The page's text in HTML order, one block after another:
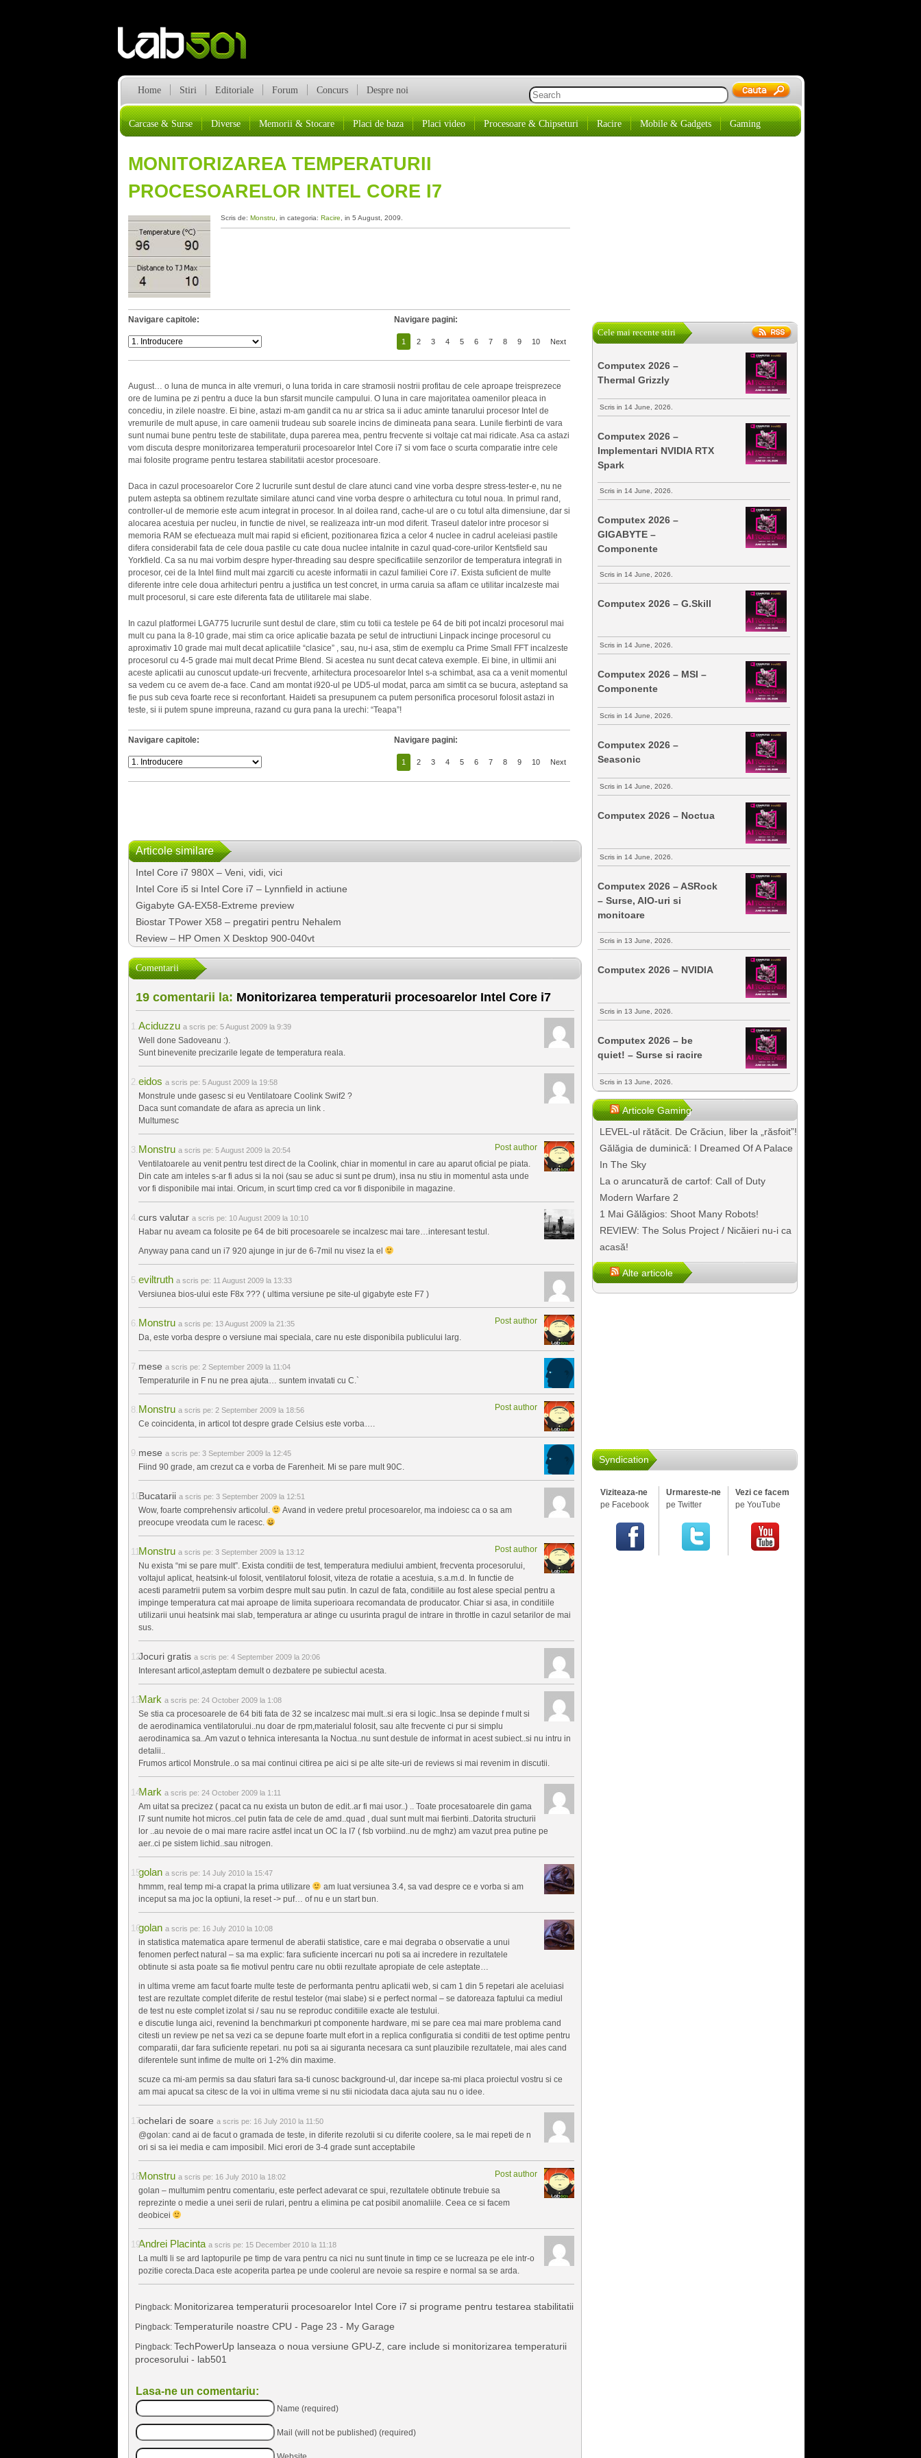
Home Stiri Editoriale Forum Concurs Despre noi
Carcase & Surse Diverse Memorii & Stocare Placi de baza Placi video Procesoare & Chipseturi Racire Mobile & Gadgets Gaming
MONITORIZAREA TEMPERATURII
PROCESOARELOR INTEL CORE I7
Scris de: Monstru , in categoria: Racire , in 5 August, 2009.
Navigare capitole: Navigare pagini:
1 2 3 4 5 6 7 8 9 10 Next
August… o luna de munca in alte vremuri, o luna torida in care stramosii nostrii profitau de cele aproape treisprezece
ore de lumina pe zi pentru a duce la bun sfarsit muncile campului. O luna in care majoritatea oamenilor pleaca in
concediu, in zilele noastre. Ei bine, astazi m-am gandit ca nu ar strica sa ii aduc aminte tanarului procesor Intel de
vremurile de mult apuse, in care oamenii trudeau sub soarele incins de dimineata pana seara. Lunile fierbinti de vara
sunt numai bune pentru teste de stabilitate, dupa parerea mea, pentru frecvente si voltaje cat mai ridicate. Asa ca astazi
vom discuta despre monitorizarea temperaturii procesoarelor Intel Core i7 si vom face o scurta comparatie intre cele
mai folosite programe pentru testarea stabilitatii acestor procesoare.
Daca in cazul procesoarelor Core 2 lucrurile sunt destul de clare atunci cand vine vorba despre stress-tester-e, nu ne
putem astepta sa obtinem rezultate similare atunci cand vine vorba despre o arhitectura cu totul noua. In primul rand,
controller-ul de memorie este acum integrat in procesor. In al doilea rand, cache-ul are o cu totul alta dimensiune, dar si
alocarea acestuia per nucleu, in functie de nivel, se realizeaza intr-un mod diferit. Traseul datelor intre procesor si
memoria RAM se efectueaza mult mai rapid si eficient, pozitionarea fizica a celor 4 nuclee in cadrul aceleiasi pastile
difera considerabil fata de cele doua pastile cu cate doua nuclee intalnite in cazul quad-core-urilor Kentsfield sau
Yorkfield. Ca sa nu mai vorbim despre hyper-threading sau despre specificatiile senzorilor de temperatura integrati in
procesor, cei de la Intel fiind mult mai zgarciti cu aceste informatii in cazul familiei Core i7. Exista suficient de multe
diferente intre cele doua arhitecturi pentru a justifica un test concret, in urma caruia sa aflam ce utilitar incalzeste mai
mult procesorul, si care este diferenta fata de utilitarele mai slabe.
In cazul platformei LGA775 lucrurile sunt destul de clare, stim cu totii ca testele pe 64 de biti pot incalzi procesorul mai
mult cu pana la 8-10 grade, mai stim ca orice aplicatie bazata pe setul de intructiuni Linpack incinge procesorul cu
aproximativ 10 grade mai mult decat aplicatiile “clasice” , sau, nu-i asa, stim de exemplu ca Prime Small FFT incalzeste
procesorul cu 4-5 grade mai mult decat Prime Blend. Si acestea nu sunt decat cateva exemple. Ei bine, in ultimii ani
aceste aplicatii au cunoscut update-uri frecvente, arhitectura procesoarelor Intel s-a schimbat, asa ca a venit momentul
sa vedem cu ce avem de-a face. Cand am montat i920-ul pe UD5-ul modat, parca am simtit ca se bucura, asteptand sa
fie pus sub ceva foarte rece si reconfortant. Haideti sa presupunem ca putem personifica procesorul folosit astazi in
teste, si ii putem spune impreuna, razand cu gura pana la urechi: “Teapa”!
Navigare capitole: Navigare pagini:
1 2 3 4 5 6 7 8 9 10 Next
Articole similare
Intel Core i7 980X – Veni, vidi, vici
Intel Core i5 si Intel Core i7 – Lynnfield in actiune
Gigabyte GA-EX58-Extreme preview
Biostar TPower X58 – pregatiri pentru Nehalem
Review – HP Omen X Desktop 900-040vt
Comentarii
19 comentarii la: Monitorizarea temperaturii procesoarelor Intel Core i7
Aciduzzu a scris pe: 5 August 2009 la 9:39
Well done Sadoveanu :).
Sunt binevenite precizarile legate de temperatura reala.
eidos a scris pe: 5 August 2009 la 19:58
Monstrule unde gasesc si eu Ventilatoare Coolink Swif2 ?
Daca sunt comandate de afara as aprecia un link .
Multumesc
Monstru Post author
a scris pe: 5 August 2009 la 20:54
Ventilatoarele au venit pentru test direct de la Coolink, chiar in momentul in care au aparut oficial pe piata.
Din cate am inteles s-ar fi adus si la noi (sau se aduc si sunt pe drum), insa nu stiu in momentul asta unde
vor fi disponibile mai intai. Oricum, in scurt timp cred ca vor fi disponibile in magazine.
curs valutar a scris pe: 10 August 2009 la 10:10
Habar nu aveam ca folosite pe 64 de biti procesoarele se incalzesc mai tare…interesant testul.
Anyway pana cand un i7 920 ajunge in jur de 6-7mil nu visez la el
eviltruth a scris pe: 11 August 2009 la 13:33
Versiunea bios-ului este F8x ??? ( ultima versiune pe site-ul gigabyte este F7 )
Monstru Post author
a scris pe: 13 August 2009 la 21:35
Da, este vorba despre o versiune mai speciala, care nu este disponibila publicului larg.
mese a scris pe: 2 September 2009 la 11:04
Temperaturile in F nu ne prea ajuta… suntem invatati cu C.`
Monstru Post author
a scris pe: 2 September 2009 la 18:56
Ce coincidenta, in articol tot despre grade Celsius este vorba….
mese a scris pe: 3 September 2009 la 12:45
Fiind 90 grade, am crezut ca e vorba de Farenheit. Mi se pare mult 90C.
Bucatarii a scris pe: 3 September 2009 la 12:51
Wow, foarte comprehensiv articolul.
Avand in vedere pretul procesoarelor, ma indoiesc ca o sa am
preocupe vreodata cum le racesc.
Monstru Post author
a scris pe: 3 September 2009 la 13:12
Nu exista “mi se pare mult”. Exista conditii de test, temperatura mediului ambient, frecventa procesorului,
voltajul aplicat, heatsink-ul folosit, ventilatorul folosit, viteza de rotatie a acestuia, s.a.m.d. In functie de
acesti parametrii putem sa vorbim despre mult sau putin. In cazul de fata, conditiile au fost alese special pentru a
impinge temperatura cat mai aproape de limita superioara recomandata de producator. Chiar si asa, in conditiile
utilizarii unui heatsink mai slab, temperatura ar atinge cu usurinta pragul de intrare in throttle in cazul setarilor de mai
sus.
Jocuri gratis a scris pe: 4 September 2009 la 20:06
Interesant articol,asteptam demult o dezbatere pe subiectul acesta.
Mark a scris pe: 24 October 2009 la 1:08
Se stia ca procesoarele de 64 biti fata de 32 se incalzesc mai mult..si era si logic..Insa se depinde f mult si
de aerodinamica ventilatorului..nu doar de rpm,materialul folosit, sau alte frecvente ci pur si simplu
aerodinamica sa..Am vazut o tehnica interesanta la Noctua..nu sunt destule de informat in acest subiect..si nu intru in
detalii..
Frumos articol Monstrule..o sa mai continui citirea pe aici si pe alte site-uri de reviews si mai revenim in discutii.
Mark a scris pe: 24 October 2009 la 1:11
Am uitat sa precizez ( pacat ca nu exista un buton de edit..ar fi mai usor..) .. Toate procesatoarele din gama
I7 sunt numite hot micros..cel putin fata de cele de amd..quad , dual sunt mult mai fierbinti..Datorita structurii
lor ..au nevoie de o mai mare racire astfel incat un OC la I7 ( fsb vorbiind..nu de mghz) am vazut prea putine pe
aer..ci pe sistem lichid..sau nitrogen.
golan a scris pe: 14 July 2010 la 15:47
hmmm, real temp mi-a crapat la prima utilizare
am luat versiunea 3.4, sa vad despre ce e vorba si am
inceput sa ma joc la optiuni, la reset -> puf… of nu e un start bun.
golan a scris pe: 16 July 2010 la 10:08
in statistica matematica apare termenul de aberatii statistice, care e mai degraba o observatie a unui
fenomen perfect natural – sa ma explic: fara suficiente incercari nu poti sa ai incredere in rezultatele
obtinute si asta poate sa fie motivul pentru care nu obtii rezultate apropiate de cele asteptate…
in ultima vreme am facut foarte multe teste de performanta pentru aplicatii web, si cam 1 din 5 repetari ale aceluiasi
test are rezultate complet diferite de restul testelor (mai slabe) si e perfect normal – se datoreaza faptului ca mediul
de test nu este complet izolat si / sau nu se reproduc conditiile exacte ale testului.
e discutie lunga aici, revenind la benchmarkuri pt componente hardware, mi se pare cea mai mare problema cand
citesti un review pe net sa vezi ca se depune foarte mult efort in a replica configuratia si conditii de test optime pentru
comparatii, dar fara suficiente repetari. nu poti sa ai siguranta necesara ca sunt plauzibile rezultatele, mai ales cand
diferentele sunt infime de multe ori 1-2% din maxime.
scuze ca mi-am permis sa dau sfaturi fara sa-ti cunosc background-ul, dar incepe sa-mi placa proiectul vostru si ce
am mai apucat sa citesc de la voi in ultima vreme si nu stii niciodata daca ajuta sau nu o idee.
ochelari de soare a scris pe: 16 July 2010 la 11:50
@golan: cand ai de facut o gramada de teste, in diferite rezolutii si cu diferite coolere, sa le mai repeti de n
ori si sa iei media e cam imposibil. Mici erori de 3-4 grade sunt acceptabile
Monstru Post author
a scris pe: 16 July 2010 la 18:02
golan – multumim pentru comentariu, este perfect adevarat ce spui, rezultatele obtinute trebuie sa
reprezinte o medie a unei serii de rulari, pentru a elimina pe cat posibil anomaliile. Ceea ce si facem
deobicei
Andrei Placinta a scris pe: 15 December 2010 la 11:18
La multi li se ard laptopurile pe timp de vara pentru ca nici nu sunt tinute in timp ce se lucreaza pe ele intr-o
pozitie corecta.Daca este acoperita partea pe unde coolerul are nevoie sa respire e normal sa se arda.
Pingback: Monitorizarea temperaturii procesoarelor Intel Core i7 si programe pentru testarea stabilitatii
Pingback: Temperaturile noastre CPU - Page 23 - My Garage
Pingback: TechPowerUp lanseaza o noua versiune GPU-Z, care include si monitorizarea temperaturii
procesorului - lab501
Lasa-ne un comentariu:
Name (required)
Mail (will not be published) (required)
Cele mai recente stiri
Computex 2026 –
Thermal Grizzly
Scris in 14 June, 2026.
Computex 2026 –
Implementari NVIDIA RTX
Spark
Scris in 14 June, 2026.
Computex 2026 –
GIGABYTE –
Componente
Scris in 14 June, 2026.
Computex 2026 – G.Skill
Scris in 14 June, 2026.
Computex 2026 – MSI –
Componente
Scris in 14 June, 2026.
Computex 2026 –
Seasonic
Scris in 14 June, 2026.
Computex 2026 – Noctua
Scris in 14 June, 2026.
Computex 2026 – ASRock
– Surse, AIO-uri si
monitoare
Scris in 13 June, 2026.
Computex 2026 – NVIDIA
Scris in 13 June, 2026.
Computex 2026 – be
quiet! – Surse si racire
Scris in 13 June, 2026.
Articole Gaming
LEVEL-ul rătăcit. De Crăciun, liber la „răsfoit”!
Gălăgia de duminică: I Dreamed Of A Palace
In The Sky
La o aruncatură de cartof: Call of Duty
Modern Warfare 2
1 Mai Gălăgios: Shoot Many Robots!
REVIEW: The Solus Project / Nicăieri nu-i ca
acasă!
Alte articole
Syndication
Viziteaza-ne
pe Facebook
Urmareste-ne
pe Twitter
Vezi ce facem
pe YouTube